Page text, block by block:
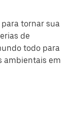
tornar sua
de
todo para
ambientais em